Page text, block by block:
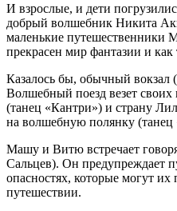
И взрослые, и дети
добрый волшебник Никита
маленькие путешественники
прекрасен мир фантазии и как
Казалось бы, обычный вокзал
Волшебный поезд везет своих
(танец «Кантри») и страну
на волшебную полянку (танец
Машу и Витю встречает
Сальцев). Он предупреждает
опасностях, которые могут их
путешествии.